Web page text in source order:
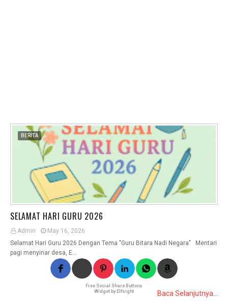
BERITA
SELAMAT HARI GURU 2026
Admin
May 16, 2026
Selamat Hari Guru 2026 Dengan Tema "Guru Bitara Nadi Negara" Mentari
pagi menyinar desa, E…
Free Social Share Buttons
Widget by Elfsight
Baca Selanjutnya...